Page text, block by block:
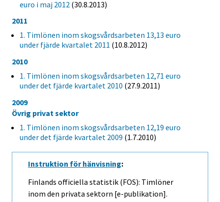
euro i maj 2012 (30.8.2013)
2011
1. Timlönen inom skogsvårdsarbeten 13,13 euro
under fjärde kvartalet 2011 (10.8.2012)
2010
1. Timlönen inom skogsvårdsarbeten 12,71 euro
under det fjärde kvartalet 2010 (27.9.2011)
2009
Övrig privat sektor
1. Timlönen inom skogsvårdsarbeten 12,19 euro
under det fjärde kvartalet 2009 (1.7.2010)
Instruktion för hänvisning:
Finlands officiella statistik (FOS): Timlöner
inom den privata sektorn [e-publikation].